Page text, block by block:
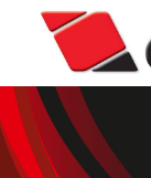
GEAF